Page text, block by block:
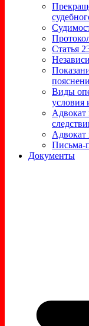
Статья
Виды
условия
Адвокат
Адвокат
Письма-
Документы